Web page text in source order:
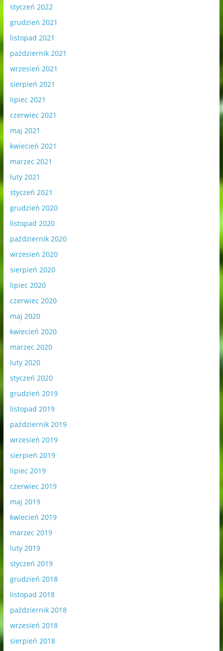
styczeń 2022
grudzień 2021
listopad 2021
październik 2021
wrzesień 2021
sierpień 2021
lipiec 2021
czerwiec 2021
maj 2021
kwiecień 2021
marzec 2021
luty 2021
styczeń 2021
grudzień 2020
listopad 2020
październik 2020
wrzesień 2020
sierpień 2020
lipiec 2020
czerwiec 2020
maj 2020
kwiecień 2020
marzec 2020
luty 2020
styczeń 2020
grudzień 2019
listopad 2019
październik 2019
wrzesień 2019
sierpień 2019
lipiec 2019
czerwiec 2019
maj 2019
kwiecień 2019
marzec 2019
luty 2019
styczeń 2019
grudzień 2018
listopad 2018
październik 2018
wrzesień 2018
sierpień 2018